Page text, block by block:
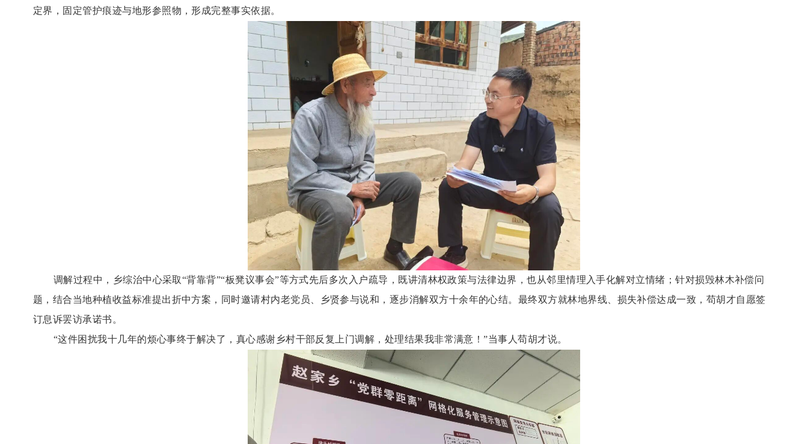
定界，固定管护痕迹与地形参照物，形成完整事实依据。
调解过程中，乡综治中心采取“背靠背”“板凳议事会”等方式先后多次入户疏导，既讲清林权政策与法律边界，也从邻里情理入手化解对立情绪；针对损毁林木补偿问
题，结合当地种植收益标准提出折中方案，同时邀请村内老党员、乡贤参与说和，逐步消解双方十余年的心结。最终双方就林地界线、损失补偿达成一致，苟胡才自愿签
订息诉罢访承诺书。
“这件困扰我十几年的烦心事终于解决了，真心感谢乡村干部反复上门调解，处理结果我非常满意！”当事人苟胡才说。